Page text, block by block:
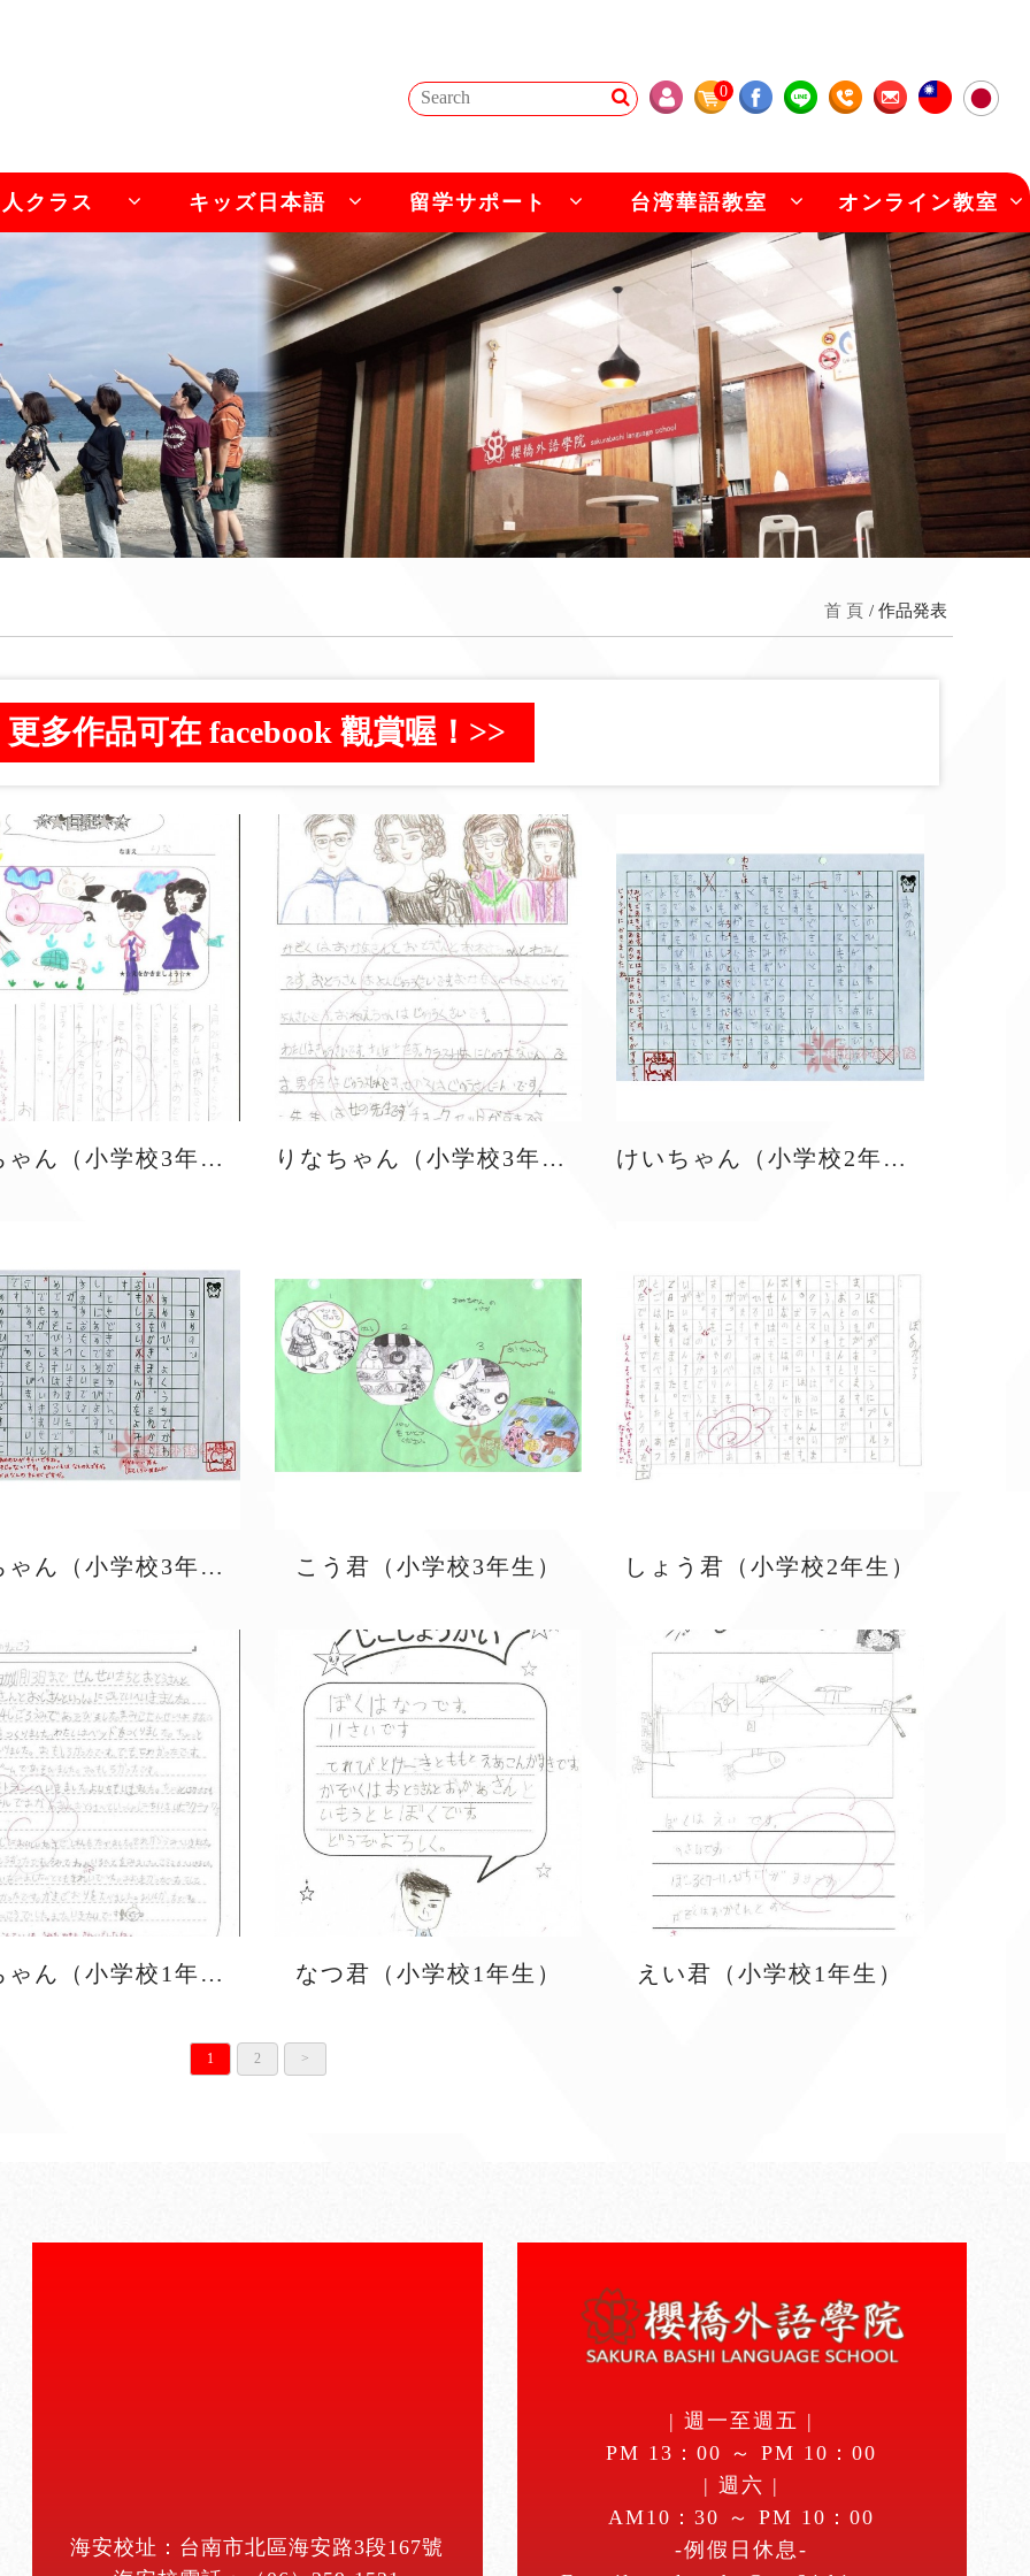
0
クラス キッズ日本語 留学サポート 台湾華語教室 オンライン教室
首 頁 作品発表
更多作品可在 facebook 觀賞喔！>>
りなちゃん（小学校3年生） りなちゃん（小学校3年生） けいちゃん（小学校2年生）
ていちゃん（小学校3年生） こう君（小学校3年生） しょう君（小学校2年生）
あんちゃん（小学校1年生） なつ君（小学校1年生） えい君（小学校1年生）
1 2 >
海安校址：台南市北區海安路3段167號
| 週一至週五 |
PM 13：00 ～ PM 10：00
| 週六 |
AM10：30 ～ PM 10：00
-例假日休息-